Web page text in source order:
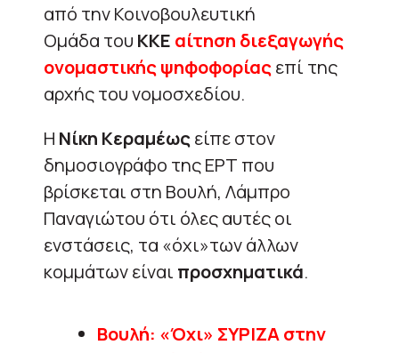
από την Κοινοβουλευτική
Ομάδα του ΚΚΕ αίτηση διεξαγωγής
ονομαστικής ψηφοφορίαςεπί της
αρχής του νομοσχεδίου.
Η Νίκη Κεραμέωςείπε στον
δημοσιογράφο της ΕΡΤ που
βρίσκεται στη Βουλή, Λάμπρο
Παναγιώτου ότι όλες αυτές οι
ενστάσεις, τα «όχι»των άλλων
κομμάτων είναι προσχηματικά.
Βουλή: «Όχι» ΣΥΡΙΖΑ στην